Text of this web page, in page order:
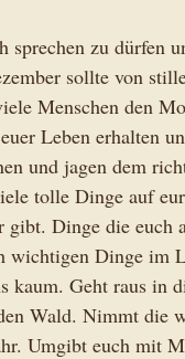
zu dürfen
sollte von
Menschen den
Leben erhalten
und jagen dem
tolle Dinge auf
Dinge die euch
wichtigen Dinge im
kaum. Geht raus in
Wald. Nimmt die
Umgibt euch mit